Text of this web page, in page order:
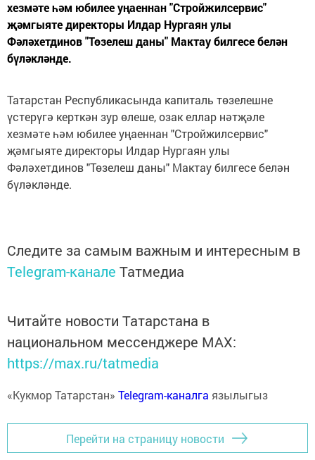
хезмәте һәм юбилее уңаеннан "Стройжилсервис"
җәмгыяте директоры Илдар Нургаян улы
Фәләхетдинов "Төзелеш даны" Мактау билгесе белән
бүләкләнде.
Татарстан Республикасында капиталь төзелешне
үстерүгә керткән зур өлеше, озак еллар нәтҗәле
хезмәте һәм юбилее уңаеннан "Стройжилсервис"
җәмгыяте директоры Илдар Нургаян улы
Фәләхетдинов "Төзелеш даны" Мактау билгесе белән
бүләкләнде.
Следите за самым важным и интересным в
Telegram-канале Татмедиа
Читайте новости Татарстана в
национальном мессенджере MАХ:
https://max.ru/tatmedia
«Кукмор Татарстан» Telegram-каналга язылыгыз
Перейти на страницу новости